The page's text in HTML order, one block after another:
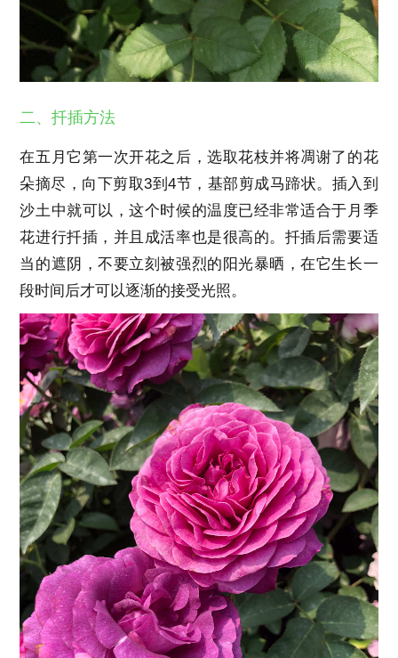
二、扦插方法
在五月它第一次开花之后，选取花枝并将凋谢了的花
朵摘尽，向下剪取3到4节，基部剪成马蹄状。插入到
沙土中就可以，这个时候的温度已经非常适合于月季
花进行扦插，并且成活率也是很高的。扦插后需要适
当的遮阴，不要立刻被强烈的阳光暴晒，在它生长一
段时间后才可以逐渐的接受光照。